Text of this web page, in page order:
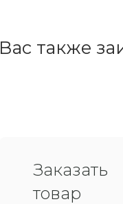
Вас также
Заказать
товар